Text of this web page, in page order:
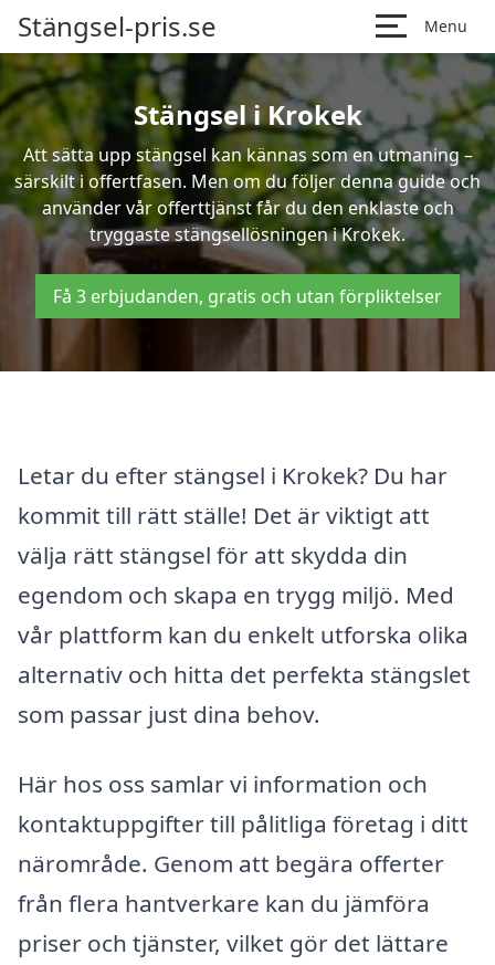
Stängsel-pris.se Menu
Stängsel i Krokek
Att sätta upp stängsel kan kännas som en utmaning –
särskilt i offertfasen. Men om du följer denna guide och
använder vår offerttjänst får du den enklaste och
tryggaste stängsellösningen i Krokek.
Få 3 erbjudanden, gratis och utan förpliktelser
Letar du efter stängsel i Krokek? Du har
kommit till rätt ställe! Det är viktigt att
välja rätt stängsel för att skydda din
egendom och skapa en trygg miljö. Med
vår plattform kan du enkelt utforska olika
alternativ och hitta det perfekta stängslet
som passar just dina behov.
Här hos oss samlar vi information och
kontaktuppgifter till pålitliga företag i ditt
närområde. Genom att begära offerter
från flera hantverkare kan du jämföra
priser och tjänster, vilket gör det lättare